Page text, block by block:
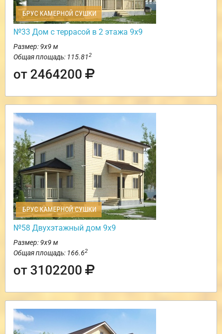
БРУС КАМЕРНОЙ СУШКИ
№33 Дом с террасой в 2 этажа 9х9
Размер: 9х9 м
Общая площадь: 115.812
от 2464200
БРУС КАМЕРНОЙ СУШКИ
№58 Двухэтажный дом 9х9
Размер: 9х9 м
Общая площадь: 166.62
от 3102200